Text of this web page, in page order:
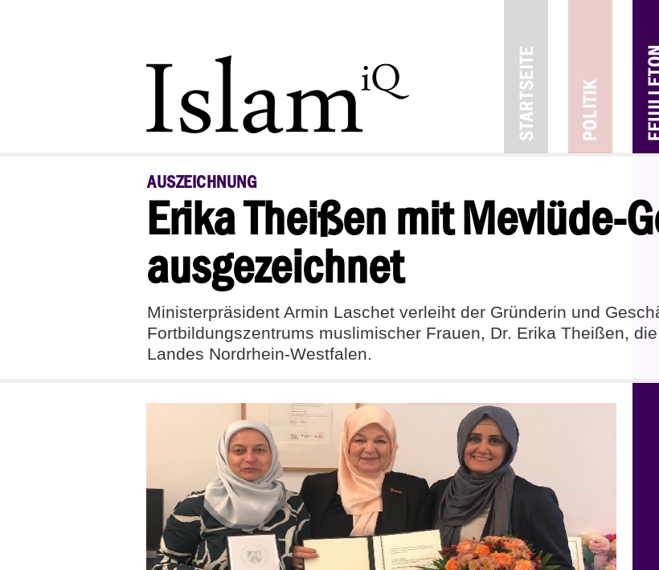
AUSZEICHNUNG
Erika Theißen mit Mevlüde-
ausgezeichnet
Ministerpräsident Armin Laschet verleiht der Gründerin und
Fortbildungszentrums muslimischer Frauen, Dr. Erika Theißen,
Landes Nordrhein-Westfalen.